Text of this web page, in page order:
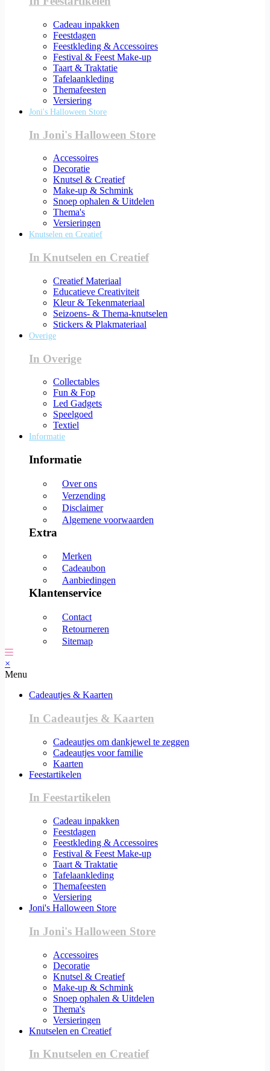
Cadeau inpakken
Feestdagen
Feestkleding & Accessoires
Festival & Feest Make-up
Taart & Traktatie
Tafelaankleding
Themafeesten
Versiering
Joni's Halloween Store
In Joni's Halloween Store
Accessoires
Decoratie
Knutsel & Creatief
Make-up & Schmink
Snoep ophalen & Uitdelen
Thema's
Versieringen
Knutselen en Creatief
In Knutselen en Creatief
Creatief Materiaal
Educatieve Creativiteit
Kleur & Tekenmateriaal
Seizoens- & Thema-knutselen
Stickers & Plakmateriaal
Overige
In Overige
Collectables
Fun & Fop
Led Gadgets
Speelgoed
Textiel
Informatie
Informatie
Over ons
Verzending
Disclaimer
Algemene voorwaarden
Extra
Merken
Cadeaubon
Aanbiedingen
Klantenservice
Contact
Retourneren
Sitemap
×
Menu
Cadeautjes & Kaarten
In Cadeautjes & Kaarten
Cadeautjes om dankjewel te zeggen
Cadeautjes voor familie
Kaarten
Feestartikelen
In Feestartikelen
Cadeau inpakken
Feestdagen
Feestkleding & Accessoires
Festival & Feest Make-up
Taart & Traktatie
Tafelaankleding
Themafeesten
Versiering
Joni's Halloween Store
In Joni's Halloween Store
Accessoires
Decoratie
Knutsel & Creatief
Make-up & Schmink
Snoep ophalen & Uitdelen
Thema's
Versieringen
Knutselen en Creatief
In Knutselen en Creatief